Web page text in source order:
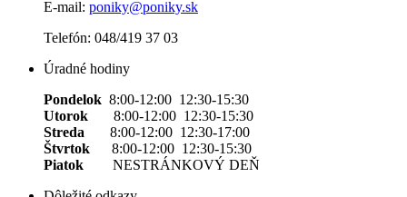
E-mail: poniky@poniky.sk
Telefón: 048/419 37 03
Úradné hodiny
Pondelok 8:00-12:00 12:30-15:30
Utorok 8:00-12:00 12:30-15:30
Streda 8:00-12:00 12:30-17:00
Štvrtok
8:00-12:00 12:30-15:30
Piatok NESTRÁNKOVÝ DEŇ